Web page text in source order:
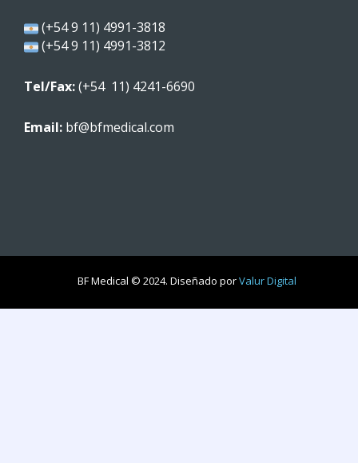
(+54 9 11) 4991-3818
(+54 9 11) 4991-3812
Tel/Fax:(+54 11) 4241-6690
Email: bf@bfmedical.com
BF Medical © 2024. Diseñado porValur Digital